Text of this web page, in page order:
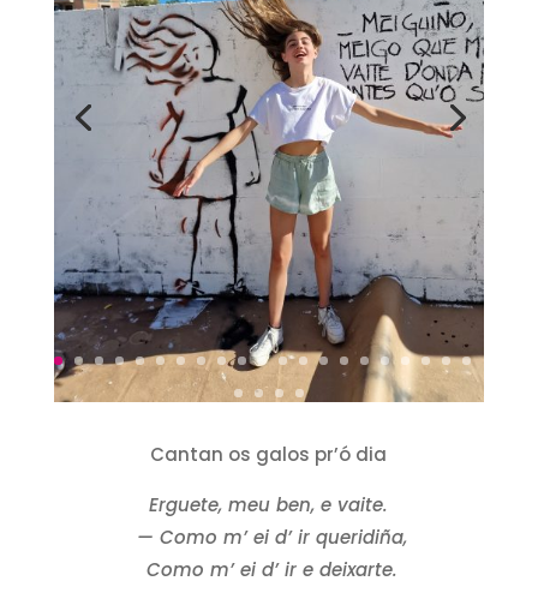
Cantan os galos pr’ó dia
Erguete, meu ben, e vaite.
— Como m’ ei d’ ir queridiña,
Como m’ ei d’ ir e deixarte.